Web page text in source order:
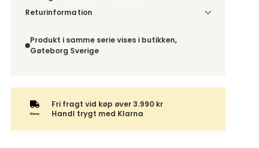
Denne vare leveres til din dør/tomtgrænse. Inden
varen sammen med andre produkter, sendes
hele ordren samlet.
Returinformation
der ikke fortrydelsesret.
Produkt i samme serie vises i butikken,
Gøteborg Sverige
Fri fragt vid køp øver 3.990 kr
Handl trygt med Klarna